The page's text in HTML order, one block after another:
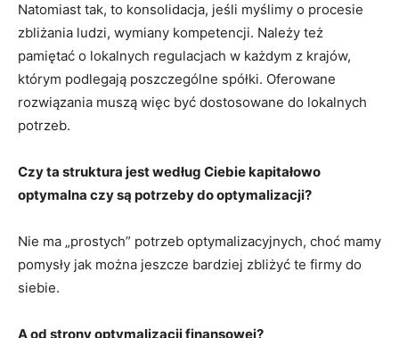
Natomiast tak, to konsolidacja, jeśli myślimy o procesie
zbliżania ludzi, wymiany kompetencji. Należy też
pamiętać o lokalnych regulacjach w każdym z krajów,
którym podlegają poszczególne spółki. Oferowane
rozwiązania muszą więc być dostosowane do lokalnych
potrzeb.
Czy ta struktura jest według Ciebie kapitałowo
optymalna czy są potrzeby do optymalizacji?
Nie ma „prostych” potrzeb optymalizacyjnych, choć mamy
pomysły jak można jeszcze bardziej zbliżyć te firmy do
siebie.
A od strony optymalizacji finansowej?